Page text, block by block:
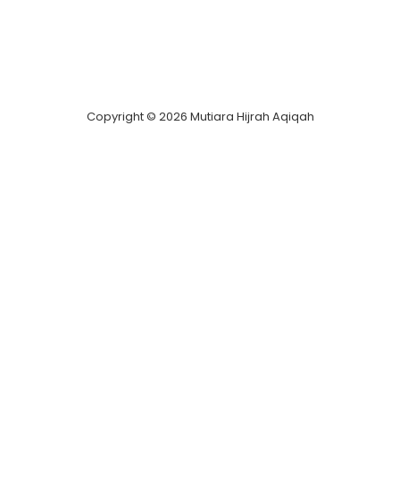
Copyright © 2026 Mutiara Hijrah Aqiqah